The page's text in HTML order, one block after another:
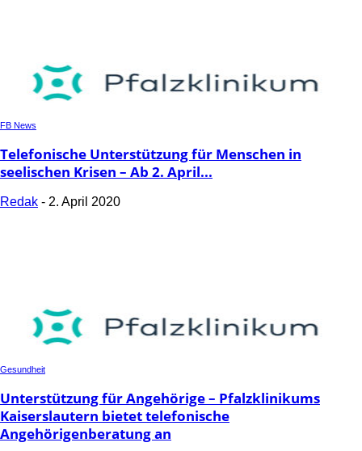
FB News
Telefonische Unterstützung für Menschen in
seelischen Krisen – Ab 2. April...
Redak - 2. April 2020
Gesundheit
Unterstützung für Angehörige – Pfalzklinikums
Kaiserslautern bietet telefonische
Angehörigenberatung an